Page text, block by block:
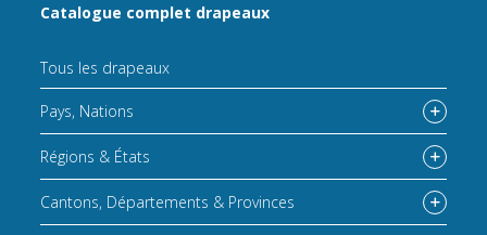
Catalogue complet drapeaux
Tous les drapeaux
Pays, Nations
Régions & États
Cantons, Départements & Provinces